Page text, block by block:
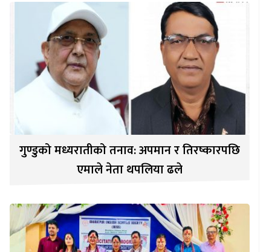
गुण्डुको मध्यरातीको तनाव: अपमान र तिरष्कारपछि
एमाले नेता थपलिया ढले